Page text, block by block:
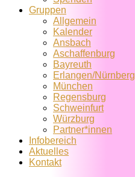
Gruppen
Allgemein
Kalender
Ansbach
Aschaffenburg
Bayreuth
Erlangen/Nürnberg
München
Regensburg
Schweinfurt
Würzburg
Partner*innen
Infobereich
Aktuelles
Kontakt